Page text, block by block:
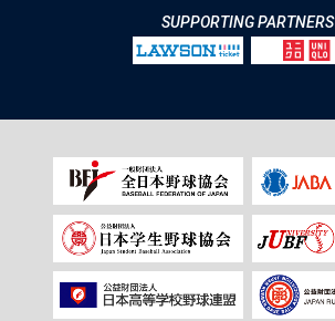
SUPPORTING PARTNERS